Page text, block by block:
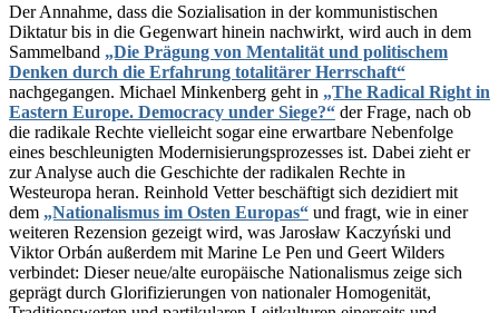
Der Annahme, dass die Sozialisation in der kommunistischen
Diktatur bis in die Gegenwart hinein nachwirkt, wird auch in dem
Sammelband „Die Prägung von Mentalität und politischem
Denken durch die Erfahrung totalitärer Herrschaft“
nachgegangen. Michael Minkenberg geht in „The Radical Right in
Eastern Europe. Democracy under Siege?“ der Frage, nach ob
die radikale Rechte vielleicht sogar eine erwartbare Nebenfolge
eines beschleunigten Modernisierungsprozesses ist. Dabei zieht er
zur Analyse auch die Geschichte der radikalen Rechte in
Westeuropa heran. Reinhold Vetter beschäftigt sich dezidiert mit
dem „Nationalismus im Osten Europas“ und fragt, wie in einer
weiteren Rezension gezeigt wird, was Jarosław Kaczyński und
Viktor Orbán außerdem mit Marine Le Pen und Geert Wilders
verbindet: Dieser neue/alte europäische Nationalismus zeige sich
geprägt durch Glorifizierungen von nationaler Homogenität,